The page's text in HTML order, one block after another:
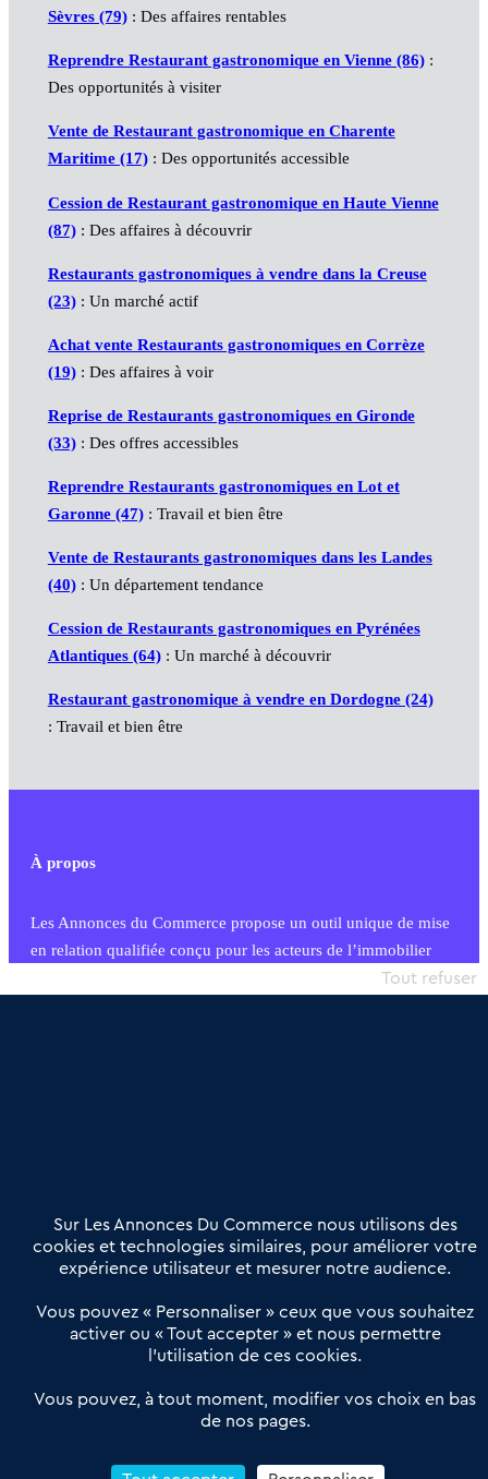
Sèvres (79): Des affaires rentables
Reprendre Restaurant gastronomique en Vienne (86):
Des opportunités à visiter
Vente de Restaurant gastronomique en Charente
Maritime (17): Des opportunités accessible
Cession de Restaurant gastronomique en Haute Vienne
(87): Des affaires à découvrir
Restaurants gastronomiques à vendre dans la Creuse
(23): Un marché actif
Achat vente Restaurants gastronomiques en Corrèze
(19): Des affaires à voir
Reprise de Restaurants gastronomiques en Gironde
(33): Des offres accessibles
Reprendre Restaurants gastronomiques en Lot et
Garonne (47): Travail et bien être
Vente de Restaurants gastronomiques dans les Landes
(40): Un département tendance
Cession de Restaurants gastronomiques en Pyrénées
Atlantiques (64): Un marché à découvrir
Restaurant gastronomique à vendre en Dordogne (24)
: Travail et bien être
À propos
Les Annonces du Commerce propose un outil unique de mise
en relation qualifiée conçu pour les acteurs de l’immobilier
commercial et les collectivités territoriales, simple et intégrant
Offres Pro
Actualités
Qui sommes nous ?
Derniers articles
Réseau 3C : un partenaire national dédié aux transactions
Petitscommerces : Un partenariat au service du commerce de
proximité et des territoires
Sur Les Annonces Du Commerce nous utilisons des
cookies et technologies similaires, pour améliorer votre
expérience utilisateur et mesurer notre audience.
Vous pouvez « Personnaliser » ceux que vous souhaitez
activer ou « Tout accepter » et nous permettre
l’utilisation de ces cookies.
Vous pouvez, à tout moment, modifier vos choix en bas
de nos pages.
Tout refuser